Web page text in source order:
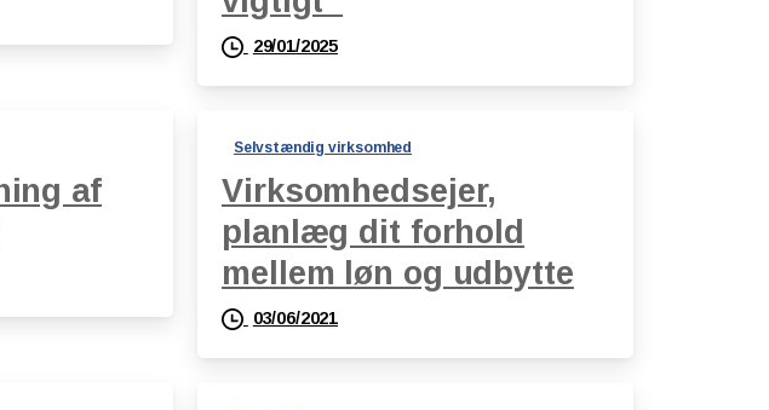
29/01/2025
af
Selvstændig virksomhed
Virksomhedsejer,
planlæg dit forhold
mellem løn og udbytte
03/06/2021